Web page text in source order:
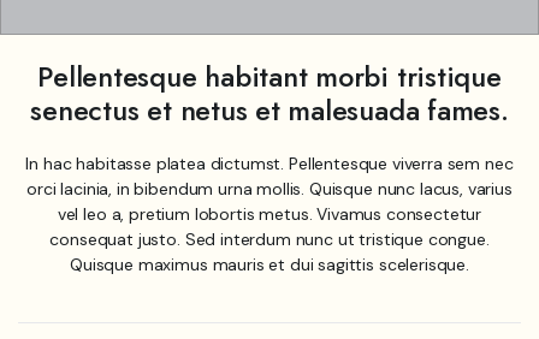
Pellentesque habitant morbi tristique
senectus et netus et malesuada fames.
In hac habitasse platea dictumst. Pellentesque viverra sem nec
orci lacinia, in bibendum urna mollis. Quisque nunc lacus, varius
vel leo a, pretium lobortis metus. Vivamus consectetur
consequat justo. Sed interdum nunc ut tristique congue.
Quisque maximus mauris et dui sagittis scelerisque.